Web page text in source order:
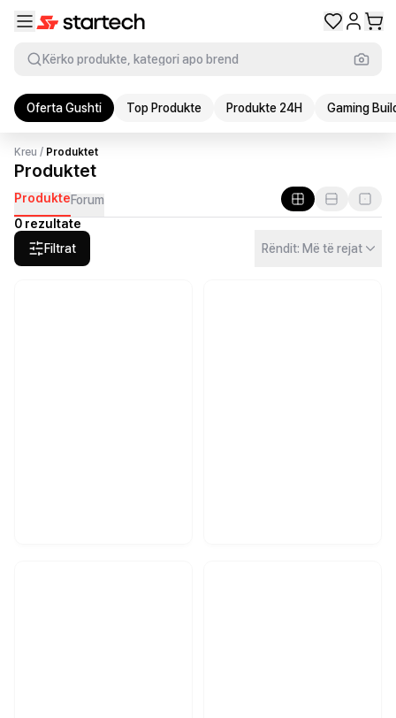
Kërko produkte, kategori apo brend
Oferta Gushti Top Produkte Produkte 24H Gaming
Kreu / Produktet
Produktet
ProdukteForum
0 rezultate
Filtrat
Rëndit: Më të rejat